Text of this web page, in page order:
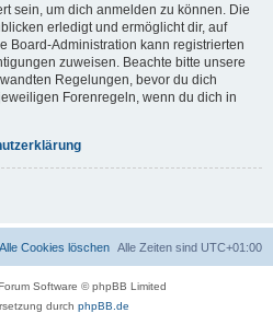
sein, um dich anmelden zu können. Die
erledigt und ermöglicht dir, auf
Board-Administration kann registrierten
zuweisen. Beachte bitte unsere
Regelungen, bevor du dich
Forenregeln, wenn du dich in
Alle Zeiten sind UTC+01:00
Alle Cookies löschen
Software © phpBB Limited
durch phpBB.de